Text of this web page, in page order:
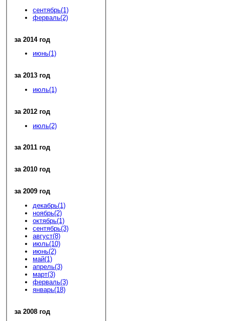
сентябрь(1)
ферваль(2)
за 2014 год
июнь(1)
за 2013 год
июль(1)
за 2012 год
июль(2)
за 2011 год
за 2010 год
за 2009 год
декабрь(1)
ноябрь(2)
октябрь(1)
сентябрь(3)
август(8)
июль(10)
июнь(2)
май(1)
апрель(3)
март(3)
ферваль(3)
январь(18)
за 2008 год